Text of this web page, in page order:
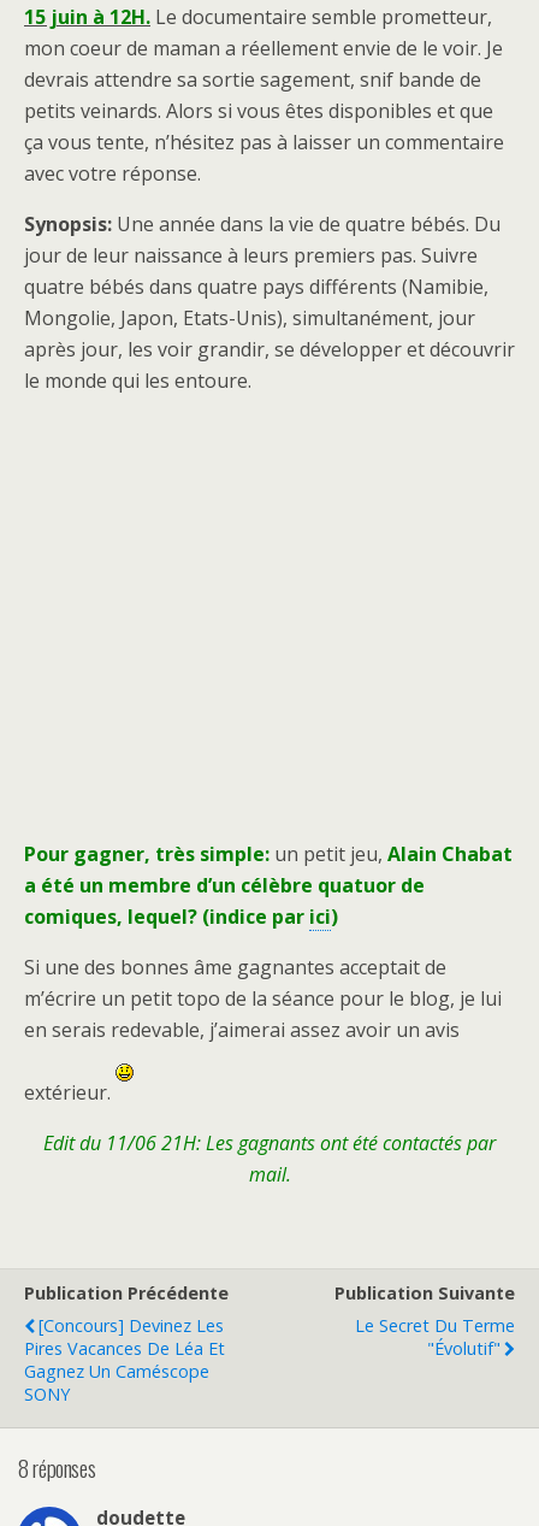
15 juin à 12H. Le documentaire semble prometteur,
mon coeur de maman a réellement envie de le voir. Je
devrais attendre sa sortie sagement, snif bande de
petits veinards. Alors si vous êtes disponibles et que
ça vous tente, n’hésitez pas à laisser un commentaire
avec votre réponse.
Synopsis: Une année dans la vie de quatre bébés. Du
jour de leur naissance à leurs premiers pas. Suivre
quatre bébés dans quatre pays différents (Namibie,
Mongolie, Japon, Etats-Unis), simultanément, jour
après jour, les voir grandir, se développer et découvrir
le monde qui les entoure.
Pour gagner, très simple: un petit jeu, Alain Chabat
a été un membre d’un célèbre quatuor de
comiques, lequel? (indice par ici)
Si une des bonnes âme gagnantes acceptait de
m’écrire un petit topo de la séance pour le blog, je lui
en serais redevable, j’aimerai assez avoir un avis
extérieur.
Edit du 11/06 21H: Les gagnants ont été contactés par
mail.
Publication Précédente
[Concours] Devinez Les
Pires Vacances De Léa Et
Gagnez Un Caméscope
SONY
Publication Suivante
Le Secret Du Terme
"évolutif"
8 réponses
doudette